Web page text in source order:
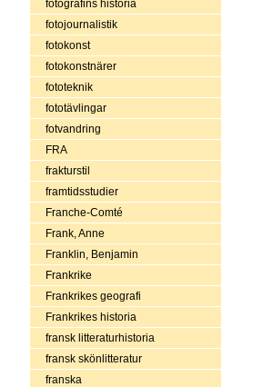
fotografins historia
fotojournalistik
fotokonst
fotokonstnärer
fototeknik
fototävlingar
fotvandring
FRA
frakturstil
framtidsstudier
Franche-Comté
Frank, Anne
Franklin, Benjamin
Frankrike
Frankrikes geografi
Frankrikes historia
fransk litteraturhistoria
fransk skönlitteratur
franska